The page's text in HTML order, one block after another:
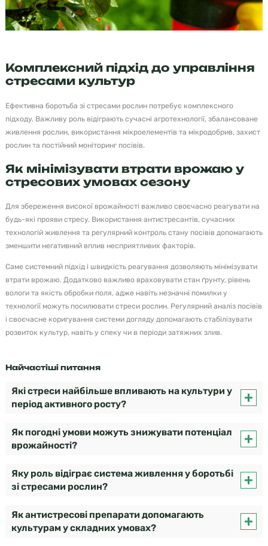
Комплексний підхід до управління
стресами культур
Ефективна боротьба зі стресами рослин потребує комплексного
підходу. Важливу роль відіграють сучасні агротехнології, збалансоване
живлення рослин, використання мікроелементів та мікродобрив, захист
рослин та постійний моніторинг посівів.
Як мінімізувати втрати врожаю у
стресових умовах сезону
Для збереження високої врожайності важливо своєчасно реагувати на
будь-які прояви стресу. Використання антистресантів, сучасних
технологій живлення та регулярний контроль стану посівів допомагають
зменшити негативний вплив несприятливих факторів.
Саме системний підхід і швидкість реагування дозволяють мінімізувати
втрати врожаю. Додатково важливо враховувати стан ґрунту, рівень
вологи та якість обробки поля, адже навіть незначні помилки у
технології можуть посилювати стреси рослин. Регулярний аналіз посівів
і своєчасне коригування системи догляду допомагають стабілізувати
розвиток культур, навіть у спеку чи в періоди затяжних злив.
Найчастіші питання
Які стреси найбільше впливають на культури у
період активного росту?
Як погодні умови можуть знижувати потенціал
врожайності?
Яку роль відіграє система живлення у боротьбі
зі стресами рослин?
Як антистресові препарати допомагають
культурам у складних умовах?